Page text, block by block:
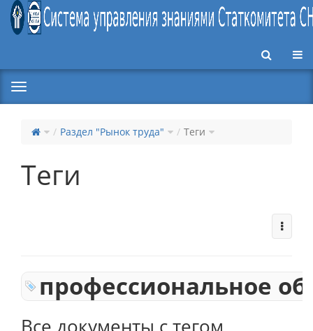
Раздел "Рынок труда" Теги
Теги
профессиональное